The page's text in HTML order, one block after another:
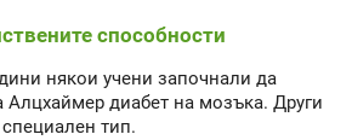
способности
някои учени започнали да
Алцхаймер диабет на мозъка. Други
тип.